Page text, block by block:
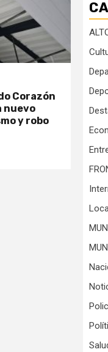
Corazón
nuevo
y robo